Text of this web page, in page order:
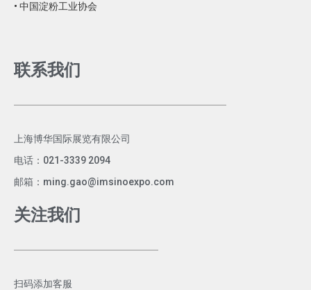
• 中国淀粉工业协会
联系我们
上海博华国际展览有限公司
电话：021-3339 2094
邮箱：ming.gao@imsinoexpo.com
关注我们
扫码添加客服